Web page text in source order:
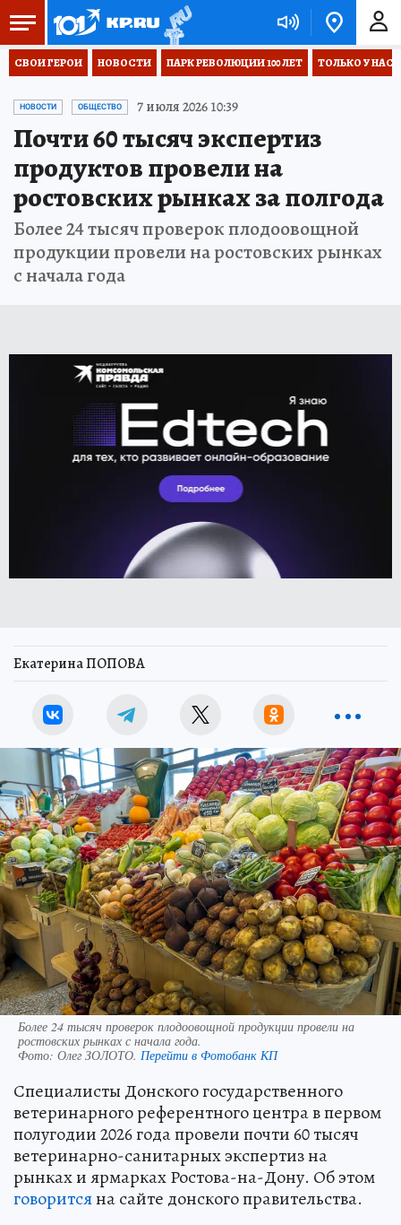
СВОИ ГЕРОИ НОВОСТИ ПАРК РЕВОЛЮЦИИ 100 ЛЕТ ТОЛЬКО У НАС
НОВОСТИ ОБЩЕСТВО 7 июля 2026 10:39
Почти 60 тысяч экспертиз
продуктов провели на
ростовских рынках за полгода
Более 24 тысяч проверок плодоовощной
продукции провели на ростовских рынках
с начала года
Екатерина ПОПОВА
Более 24 тысяч проверок плодоовощной продукции провели на
ростовских рынках с начала года.
Фото: Олег ЗОЛОТО. Перейти в Фотобанк КП
Специалисты Донского государственного
ветеринарного референтного центра в первом
полугодии 2026 года провели почти 60 тысяч
ветеринарно-санитарных экспертиз на
рынках и ярмарках Ростова-на-Дону. Об этом
говоритсяна сайте донского правительства.